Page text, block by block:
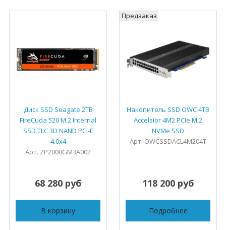
Диск SSD Seagate 2TB
FireCuda 520 M.2 Internal
SSD TLC 3D NAND PCI-E
4.0x4
Арт. ZP2000GM3A002
68 280 руб
В корзину
Накопитель SSD OWC 4TB
Accelsior 4M2 PCIe M.2
NVMe SSD
Арт. OWCSSDACL4M204T
Предзаказ
118 200 руб
Подробнее